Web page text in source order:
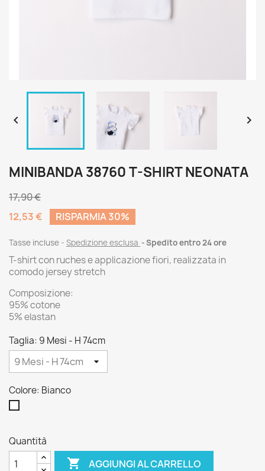
 
MINIBANDA 38760 T-SHIRT NEONATA
17,90 €
12,53 €
RISPARMIA 30%
Tasse incluse Spedizione esclusa Spedito entro 24 ore
T-shirt con ruches e applicazione fiori, realizzata in
comodo jersey stretch
Composizione:
95% cotone
5% elastan
Taglia: 9 Mesi - H 74cm
Colore: Bianco
Quantità
 AGGIUNGI AL CARRELLO